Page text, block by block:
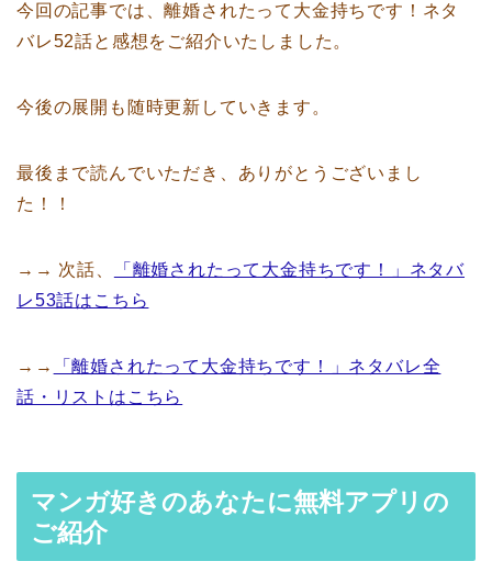
今回の記事では、離婚されたって大金持ちです！ネタ
バレ52話と感想をご紹介いたしました。
今後の展開も随時更新していきます。
最後まで読んでいただき、ありがとうございまし
た！！
→→ 次話、
「離婚されたって大金持ちです！」ネタバ
レ53話はこちら
→→
「離婚されたって大金持ちです！」ネタバレ全
話・リストはこちら
マンガ好きのあなたに無料アプリの
ご紹介